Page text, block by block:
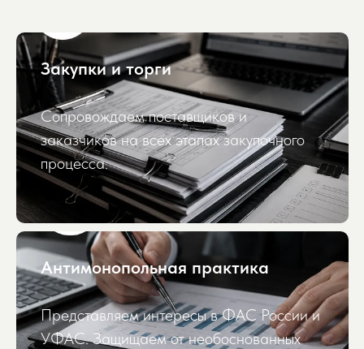
Закупки и торги
Сопровождаем поставщиков и
заказчиков на всех этапах закупочного
процесса.
Антимонопольная практика
Представляем интересы в ФАС России и
УФАС. Защищаем от необоснованных